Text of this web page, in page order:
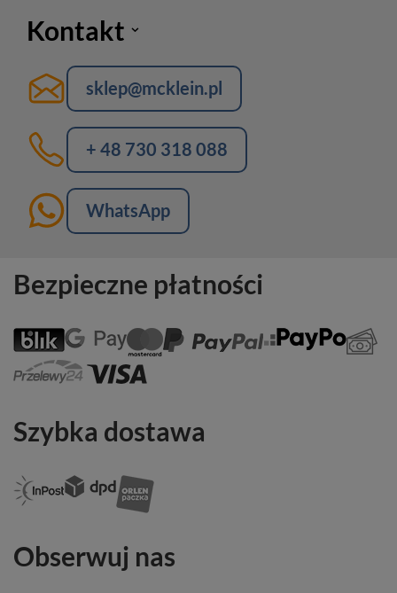
Kontakt
sklep@mcklein.pl
+ 48 730 318 088
WhatsApp
Bezpieczne płatności
Szybka dostawa
Obserwuj nas